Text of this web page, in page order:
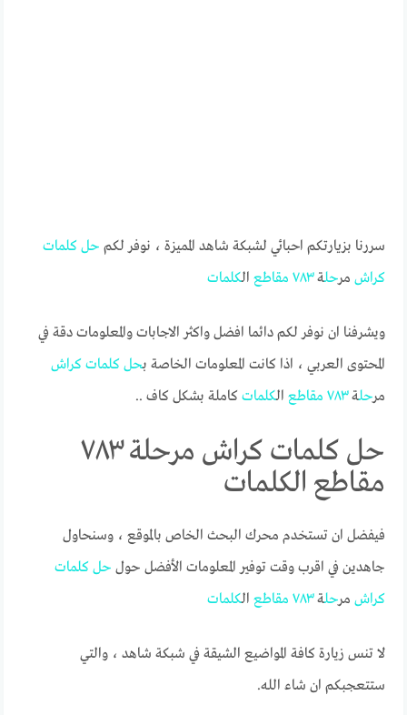
سررنا بزيارتكم احبائي لشبكة شاهد المميزة ، نوفر لكم حل كلمات
كراش مرحلة٧٨٣ مقاطع الكلمات
ويشرفنا ان نوفر لكم دائما افضل واكثر الاجابات والمعلومات دقة في
المحتوى العربي ، اذا كانت المعلومات الخاصة بحل كلمات كراش
مرحلة٧٨٣ مقاطع الكلمات كاملة بشكل كاف ..
حل كلمات كراش مرحلة ٧٨٣
مقاطع الكلمات
فيفضل ان تستخدم محرك البحث الخاص بالموقع ، وسنحاول
جاهدين في اقرب وقت توفير المعلومات الأفضل حول حل كلمات
كراش مرحلة٧٨٣ مقاطع الكلمات
لا تنس زيارة كافة المواضيع الشيقة في شبكة شاهد ، والتي
ستتعجبكم ان شاء الله.